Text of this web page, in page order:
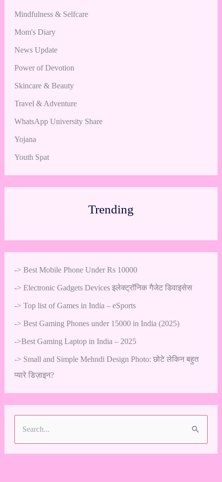
Mindfulness & Selfcare
Mom's Diary
News Update
Power of Devotion
Skincare & Beauty
Travel & Adventure
WhatsApp University Share
Yojana
Youth Spat
Trending
-> Best Mobile Phone Under Rs 10000
-> Electronic Gadgets Devices इलेक्ट्रॉनिक गैजेट डिवाइसेस
-> Top list of Games in India – eSports
-> Best Gaming Phones under 15000 in India (2025)
->Best Gaming Laptop in India – 2025
-> Small and Simple Mehndi Design Photo: छोटे लेकिन बहुत
प्यारे डिज़ाइन?